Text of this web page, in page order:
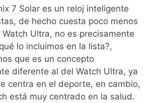
7 Solar es un reloj inteligente
de hecho cuesta poco menos
Ultra, no es precisamente
lo incluimos en la lista?,
que es un concepto
diferente al del Watch Ultra, ya
centra en el deporte, en cambio,
está muy centrado en la salud.